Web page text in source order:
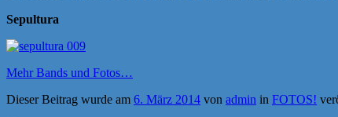
Sepultura
Mehr Bands und Fotos…
Dieser Beitrag wurde am 6. März 2014 von admin in FOTOS!